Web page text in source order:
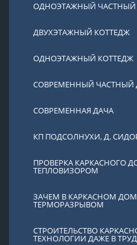
ОДНОЭТАЖНЫЙ
ДВУХЭТАЖНЫЙ КОТТЕДЖ
ОДНОЭТАЖНЫЙ КОТТЕДЖ
СОВРЕМЕННЫЙ ЧАСТНЫЙ
СОВРЕМЕННАЯ ДАЧА
КП ПОДСОЛНУХИ, Д.
ПРОВЕРКА КАРКАСНОГО
ТЕПЛОВИЗОРОМ
ЗАЧЕМ В КАРКАСНОМ
ТЕРМОРАЗРЫВОМ
СТРОИТЕЛЬСТВО
ТЕХНОЛОГИИ ДАЖЕ В